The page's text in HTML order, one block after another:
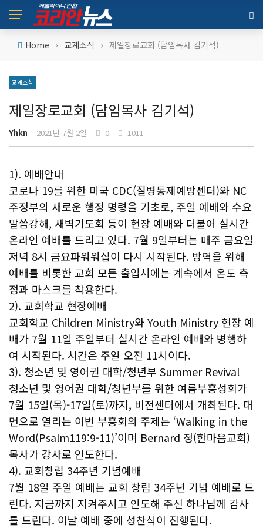
Home › 교계소식 › 제일장로교회 (담임목사 김기석)
교계소식
제일장로교회 (담임목사 김기석)
Yhkn 2021년 7월 2일 0 1011
1). 예배안내
코로나 19를 위한 미국 CDC(질병통제예방센터)와 NC
주정부의 새로운 행정 명령을 기초로, 주일 예배와 수요
말씀강해, 새벽기도회 등이 현장 예배와 더불어 실시간
온라인 예배를 드리고 있다. 7월 9일부터는 매주 금요일
저녁 8시 금요파워워십이 다시 시작된다. 방역을 위해
예배를 비롯한 교회 모든 출입시에는 계속에서 온도 측
정과 마스크를 착용한다.
2). 교회학교 현장예배
교회학교 Children Ministry와 Youth Ministry 현장 예
배가 7월 11일 주일부터 실시간 온라인 예배와 병행하
여 시작된다. 시간은 주일 오전 11시이다.
3). 청소년 및 영어권 대학/청년부 Summer Revival
청소년 및 영어권 대학/청년부를 위한 여름부흥성회가
7월 15일(목)-17일(토)까지, 비전센터에서 개최된다. 대
면으로 열리는 이번 부흥회의 주제는 ‘Walking in the
Word(Psalm119:9-11)’이며 Bernard 정(한마음교회)
목사가 강사로 인도한다.
4). 교회창립 34주년 기념예배
7월 18일 주일 예배는 교회 창립 34주년 기념 예배로 드
린다. 지금까지 지켜주시고 인도해 주신 하나님께 감사
를 드린다. 이날 예배 중에 성찬식이 진행된다.